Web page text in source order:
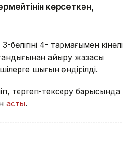
көрсеткен,
4- тармағымен кінәлі
айыру жазасы
шығын өндірілді.
тергеп-тексеру барысында
асты.